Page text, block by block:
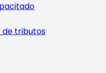
de tributos